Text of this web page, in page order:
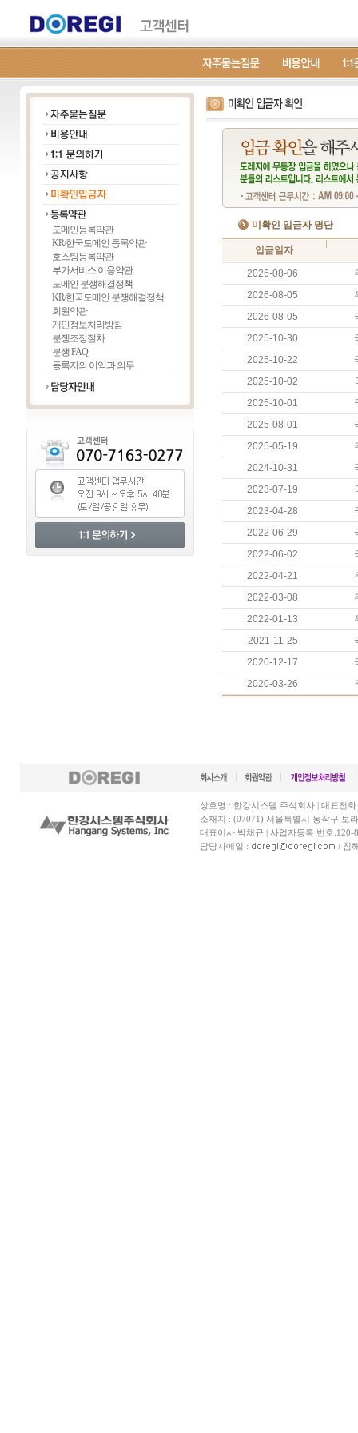
도메인등록약관
KR/한국도메인 등록약관
호스팅등록약관
부가서비스 이용약관
도메인 분쟁해결정책
KR/한국도메인 분쟁해결정책
회원약관
개인정보처리방침
분쟁조정절차
분쟁 FAQ
등록자의 이익과 의무
미확인 입금자 명단
입금일자
2026-08-06
2026-08-05
2026-08-05
2025-10-30
2025-10-22
2025-10-02
2025-10-01
2025-08-01
2025-05-19
2024-10-31
2023-07-19
2023-04-28
2022-06-29
2022-06-02
2022-04-21
2022-03-08
2022-01-13
2021-11-25
2020-12-17
2020-03-26
상호명 : 한강시스템 주식회사 | 대표전
소재지 : (07071) 서울특별시 동작구 보
대표이사 박채규 | 사업자등록 번호
담당자메일 :
/ 침